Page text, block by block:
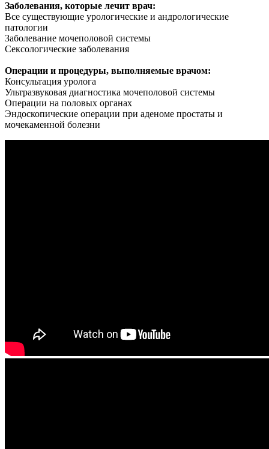
Заболевания, которые лечит врач:
Все существующие урологические и андрологические
патологии
Заболевание мочеполовой системы
Сексологические заболевания
Операции и процедуры, выполняемые врачом:
Консультация уролога
Ультразвуковая диагностика мочеполовой системы
Операции на половых органах
Эндоскопические операции при аденоме простаты и
мочекаменной болезни